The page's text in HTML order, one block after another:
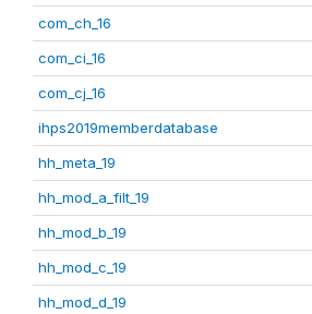
com_ch_16
com_ci_16
com_cj_16
ihps2019memberdatabase
hh_meta_19
hh_mod_a_filt_19
hh_mod_b_19
hh_mod_c_19
hh_mod_d_19